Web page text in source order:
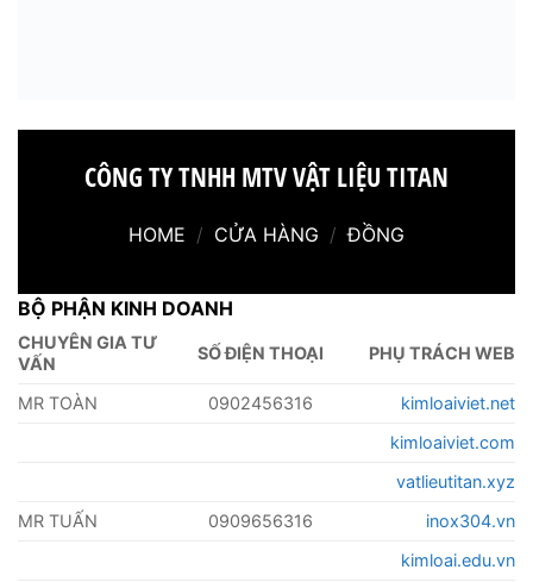
CÔNG TY TNHH MTV VẬT LIỆU TITAN
HOME / CỬA HÀNG / ĐỒNG
BỘ PHẬN KINH DOANH
CHUYÊN GIA TƯ
VẤN
SỐ ĐIỆN THOẠI PHỤ TRÁCH WEB
MR TOÀN 0902456316
kimloaiviet.net
kimloaiviet.com
vatlieutitan.xyz
MR TUẤN
0909656316
inox304.vn
kimloai.edu.vn